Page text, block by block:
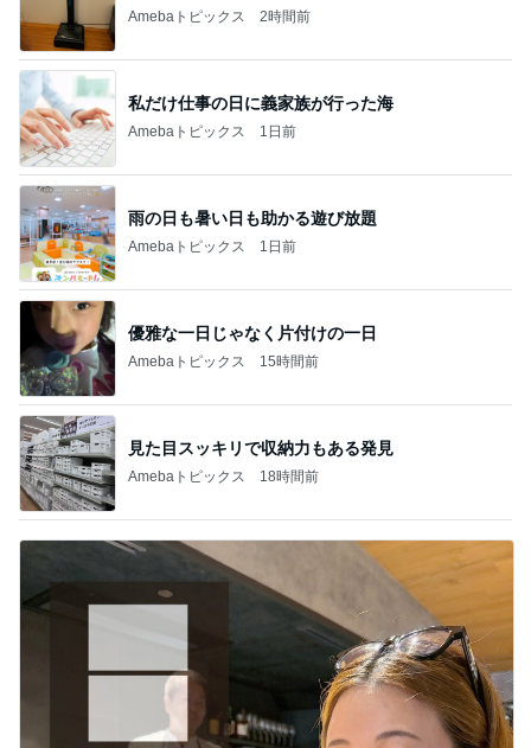
Amebaトピックス 2時間前
私だけ仕事の日に義家族が行った海
Amebaトピックス 1日前
雨の日も暑い日も助かる遊び放題
Amebaトピックス 1日前
優雅な一日じゃなく片付けの一日
Amebaトピックス 15時間前
見た目スッキリで収納力もある発見
Amebaトピックス 18時間前